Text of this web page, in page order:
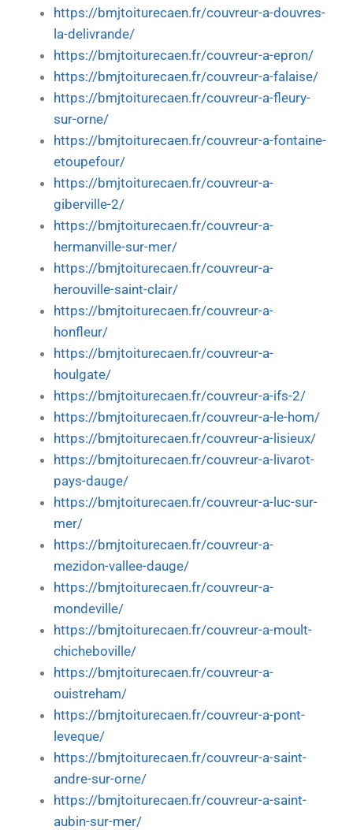
https://bmjtoiturecaen.fr/couvreur-a-douvres-
la-delivrande/
https://bmjtoiturecaen.fr/couvreur-a-epron/
https://bmjtoiturecaen.fr/couvreur-a-falaise/
https://bmjtoiturecaen.fr/couvreur-a-fleury-
sur-orne/
https://bmjtoiturecaen.fr/couvreur-a-fontaine-
etoupefour/
https://bmjtoiturecaen.fr/couvreur-a-
giberville-2/
https://bmjtoiturecaen.fr/couvreur-a-
hermanville-sur-mer/
https://bmjtoiturecaen.fr/couvreur-a-
herouville-saint-clair/
https://bmjtoiturecaen.fr/couvreur-a-
honfleur/
https://bmjtoiturecaen.fr/couvreur-a-
houlgate/
https://bmjtoiturecaen.fr/couvreur-a-ifs-2/
https://bmjtoiturecaen.fr/couvreur-a-le-hom/
https://bmjtoiturecaen.fr/couvreur-a-lisieux/
https://bmjtoiturecaen.fr/couvreur-a-livarot-
pays-dauge/
https://bmjtoiturecaen.fr/couvreur-a-luc-sur-
mer/
https://bmjtoiturecaen.fr/couvreur-a-
mezidon-vallee-dauge/
https://bmjtoiturecaen.fr/couvreur-a-
mondeville/
https://bmjtoiturecaen.fr/couvreur-a-moult-
chicheboville/
https://bmjtoiturecaen.fr/couvreur-a-
ouistreham/
https://bmjtoiturecaen.fr/couvreur-a-pont-
leveque/
https://bmjtoiturecaen.fr/couvreur-a-saint-
andre-sur-orne/
https://bmjtoiturecaen.fr/couvreur-a-saint-
aubin-sur-mer/